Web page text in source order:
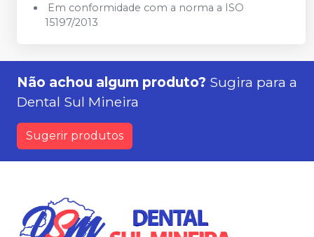
Em conformidade com a norma a ISO
15197/2013
Não achou algum produto? Sugira para a
Dental Sul Mineira
Sugerir produtos